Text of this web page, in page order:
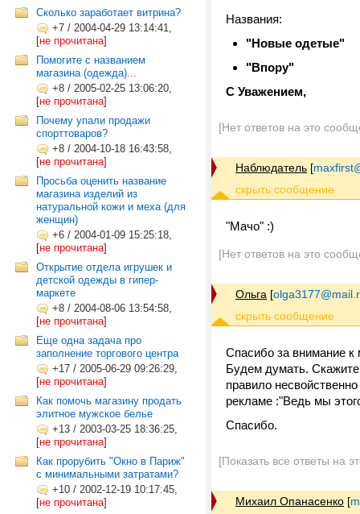
Сколько заработает витрина?
+7 / 2004-04-29 13:14:41,
[не прочитана]
Помогите с названием
магазина (одежда)...
+8 / 2005-02-25 13:06:20,
[не прочитана]
Почему упали продажи
спорттоваров?
+8 / 2004-10-18 16:43:58,
[не прочитана]
Просьба оценить название
магазина изделий из
натуральной кожи и меха (для
женщин)
+6 / 2004-01-09 15:25:18,
[не прочитана]
Открытие отдела игрушек и
детской одежды в гипер-
маркете
+8 / 2004-08-06 13:54:58,
[не прочитана]
Еще одна задача про
заполнение торгового центра
+17 / 2005-06-29 09:26:29,
[не прочитана]
Как помочь магазину продать
элитное мужское белье
+13 / 2003-03-25 18:36:25,
[не прочитана]
Как прорубить "Окно в Париж"
с минимальными затратами?
+10 / 2002-12-19 10:17:45,
[не прочитана]
Названия:
"Новые одетые"
"Впору"
С Уважением,
[Нет ответов на это
Наблюдатель [
"Мачо" :)
[Нет ответов на это
Ольга [
Спасибо за внимание к
Будем думать.
правило
рекламе :"Ведь мы
Спасибо.
[Показать все ответы на
Михаил Опанасенко [